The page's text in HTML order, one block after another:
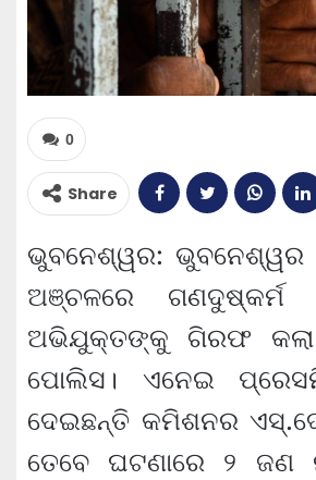
0
Share
ଭୁବନେଶ୍ୱର: ଭୁବନେଶ୍ୱର
ଅଞ୍ଚଳରେ ଗଣଦୁଷ୍କର୍ମ
ଅଭିଯୁକ୍ତଙ୍କୁ ଗିରଫ
ପୋଲିସ। ଏନେଇ
ଦେଇଛନ୍ତି କମିଶନର
ତେବେ ଘଟଣାରେ ୨ ଜଣ